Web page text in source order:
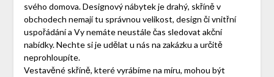
svého domova. Designový nábytek je drahý, skříně v
obchodech nemají tu správnou velikost, design či vnitřní
uspořádání a Vy nemáte neustále čas sledovat akční
nabídky. Nechte si je udělat u nás na zakázku a určitě
neprohloupíte.
Vestavěné skříně, které vyrábíme na míru, mohou být